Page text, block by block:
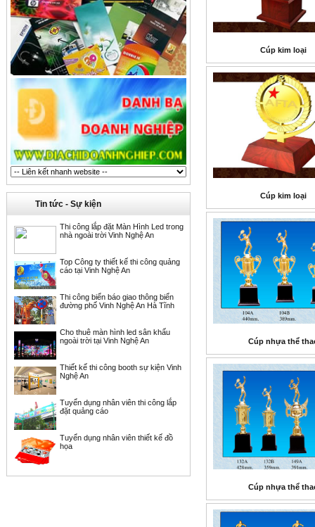
Tin tức - Sự kiện
Thi công lắp đặt Màn Hình Led trong
nhà ngoài trời Vinh Nghệ An
Top Công ty thiết kế thi công quảng
cáo tại Vinh Nghệ An
Thi công biển báo giao thông biển
đường phố Vinh Nghệ An Hà Tĩnh
Cho thuê màn hình led sân khấu
ngoài trời tại Vinh Nghệ An
Thiết kế thi công booth sự kiện Vinh
Nghệ An
Tuyển dụng nhân viên thi công lắp
đặt quảng cáo
Tuyển dụng nhân viên thiết kế đồ
họa
Cúp kim loại
Cúp kim loại
Cúp nhựa thể
Cúp nhựa thể